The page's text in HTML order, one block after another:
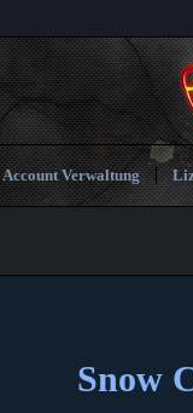
Account Verwaltung
Snow